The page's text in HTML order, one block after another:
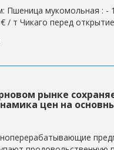
Пшеница мукомольная : -
/ т Чикаго перед
рынке
цен на